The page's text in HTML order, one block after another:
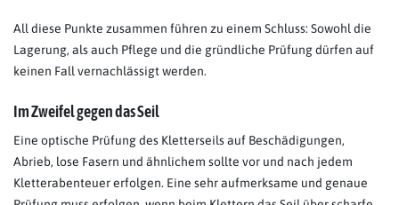
All diese Punkte zusammen führen zu einem Schluss: Sowohl die
Lagerung, als auch Pflege und die gründliche Prüfung dürfen auf
keinen Fall vernachlässigt werden.
Im Zweifel gegen das Seil
Eine optische Prüfung des Kletterseils auf Beschädigungen,
Abrieb, lose Fasern und ähnlichem sollte vor und nach jedem
Kletterabenteuer erfolgen. Eine sehr aufmerksame und genaue